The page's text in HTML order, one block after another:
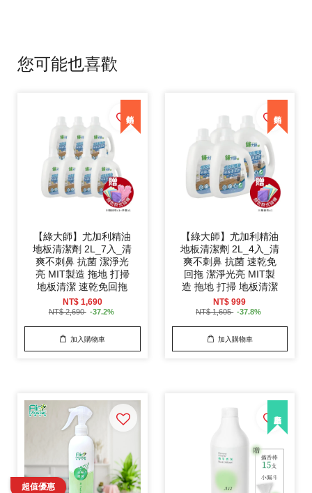
您可能也喜歡
【綠大師】尤加利精油
地板清潔劑 2L_7入_清
爽不刺鼻 抗菌 潔淨光
亮 MIT製造 拖地 打掃
地板清潔 速乾免回拖
NT$ 1,690
NT$ 2,690 -37.2%
加入購物車
【綠大師】尤加利精油
地板清潔劑 2L_4入_清
爽不刺鼻 抗菌 速乾免
回拖 潔淨光亮 MIT製
造 拖地 打掃 地板清潔
NT$ 999
NT$ 1,605 -37.8%
加入購物車